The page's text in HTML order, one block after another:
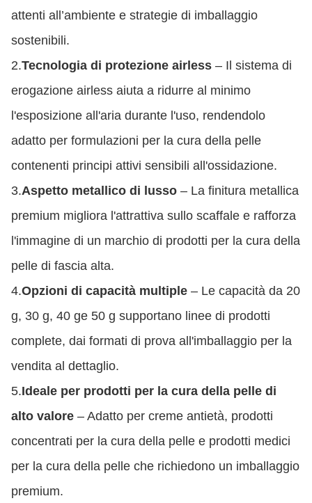
attenti all’ambiente e strategie di imballaggio
sostenibili.
2.Tecnologia di protezione airless – Il sistema di
erogazione airless aiuta a ridurre al minimo
l'esposizione all'aria durante l'uso, rendendolo
adatto per formulazioni per la cura della pelle
contenenti principi attivi sensibili all'ossidazione.
3.Aspetto metallico di lusso – La finitura metallica
premium migliora l'attrattiva sullo scaffale e rafforza
l'immagine di un marchio di prodotti per la cura della
pelle di fascia alta.
4.Opzioni di capacità multiple – Le capacità da 20
g, 30 g, 40 ge 50 g supportano linee di prodotti
complete, dai formati di prova all'imballaggio per la
vendita al dettaglio.
5.Ideale per prodotti per la cura della pelle di
alto valore – Adatto per creme antietà, prodotti
concentrati per la cura della pelle e prodotti medici
per la cura della pelle che richiedono un imballaggio
premium.